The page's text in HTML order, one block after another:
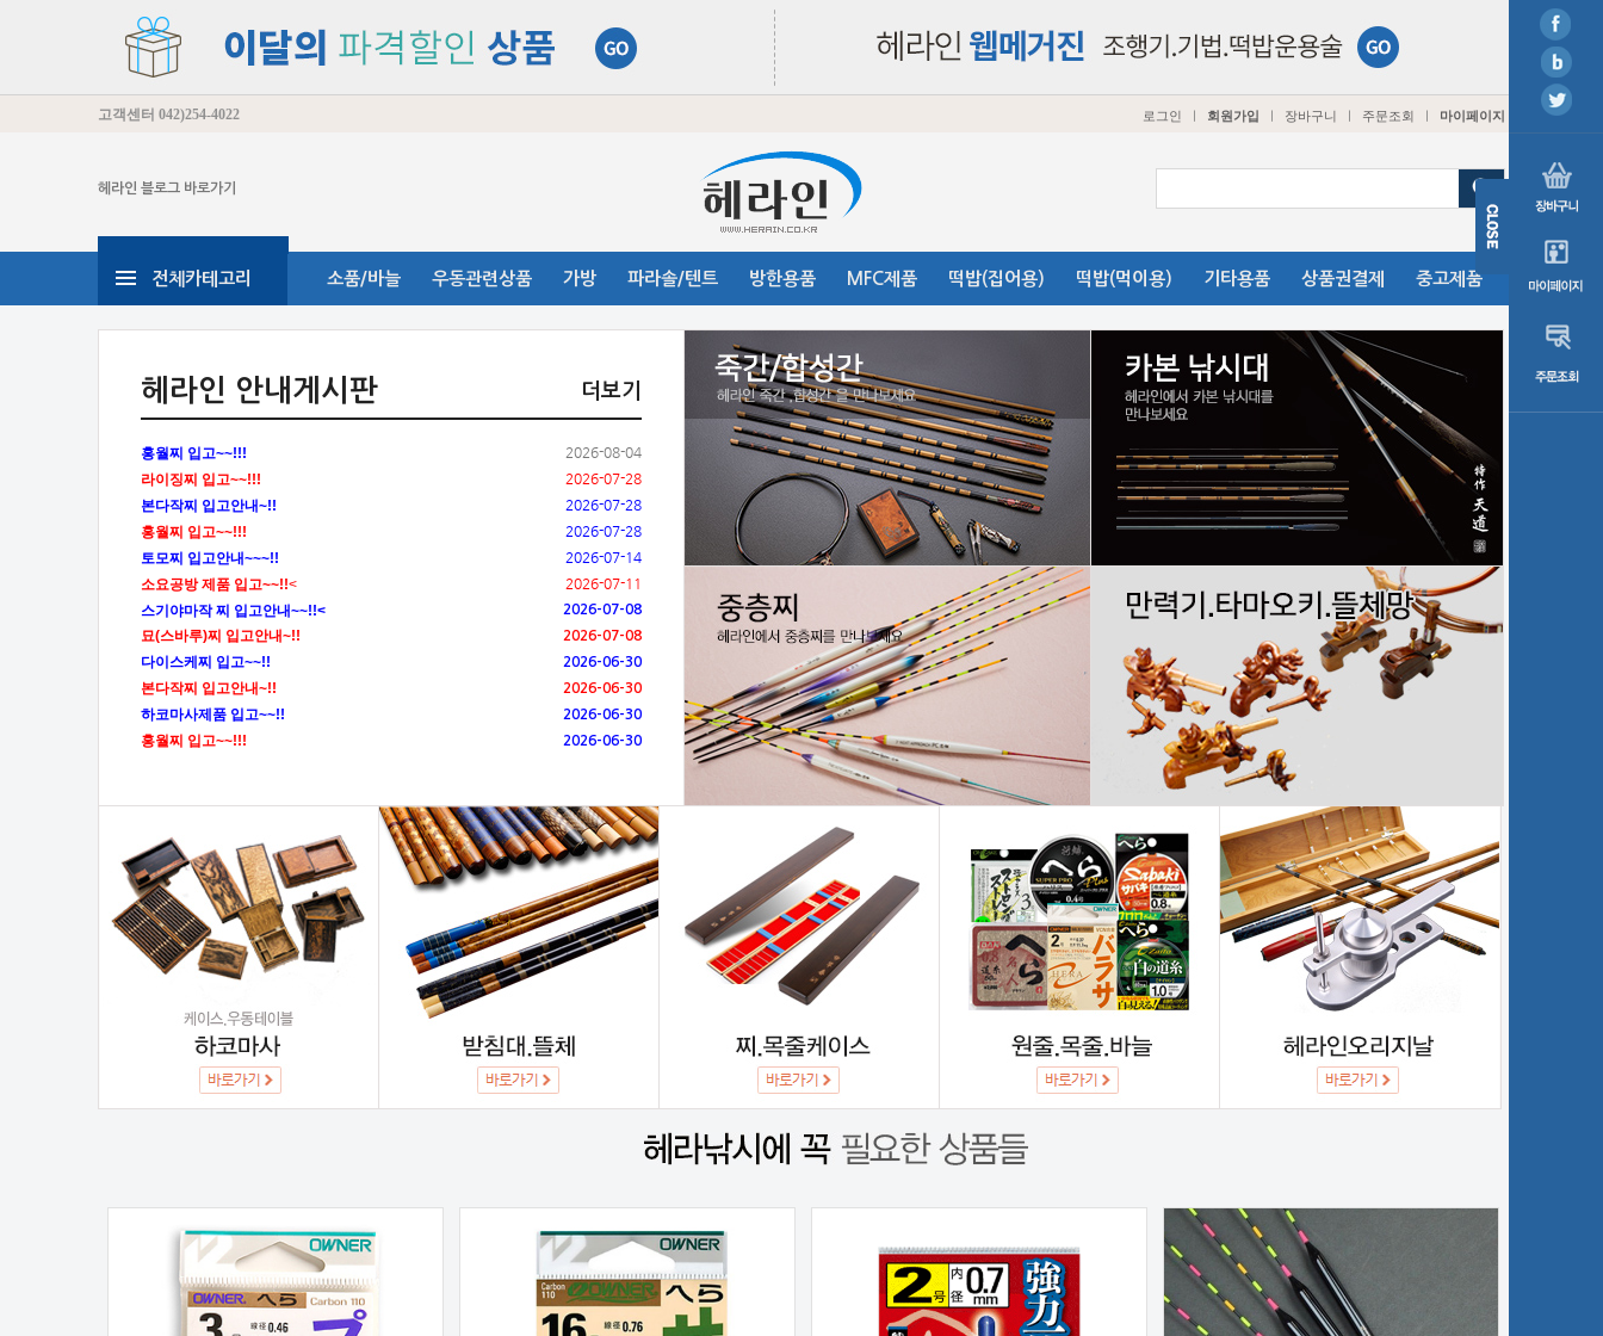
고객센터 042)254-4022 로그인 ㅣ 회원가입 ㅣ 장바구니 ㅣ 주문조회 ㅣ 마이페이지
헤라인 블로그 바로가기
전체카테고리 소품/바늘 우동관련상품 가방 파라솔/텐트 방한용품 MFC제품 떡밥(집어용) 떡밥(먹이용) 기타용품 상품권결제 중고제품
헤라인 안내게시판 더보기
홍월찌 입고~~!!!
2026-08-04
라이징찌 입고~~!!!
2026-07-28
본다작찌 입고안내~!!
2026-07-28
홍월찌 입고~~!!!
2026-07-28
토모찌 입고안내~~~!!
2026-07-14
소요공방 제품 입고~~!!<
2026-07-11
스기야마작 찌 입고안내~~!!<
2026-07-08
묘(스바루)찌 입고안내~!! 2026-07-08
다이스케찌 입고~~!! 2026-06-30
본다작찌 입고안내~!! 2026-06-30
하코마사제품 입고~~!! 2026-06-30
홍월찌 입고~~!!! 2026-06-30